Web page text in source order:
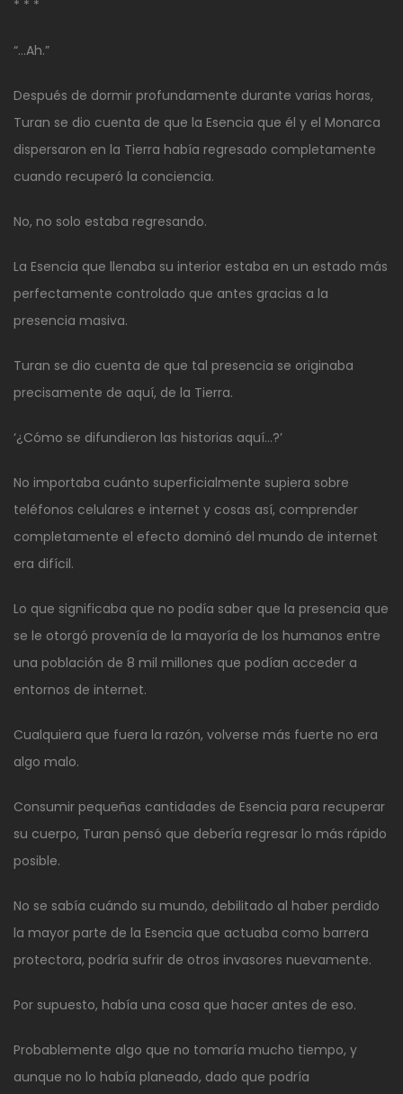
* * *
“…Ah.”
Después de dormir profundamente durante varias horas,
Turan se dio cuenta de que la Esencia que él y el Monarca
dispersaron en la Tierra había regresado completamente
cuando recuperó la conciencia.
No, no solo estaba regresando.
La Esencia que llenaba su interior estaba en un estado más
perfectamente controlado que antes gracias a la
presencia masiva.
Turan se dio cuenta de que tal presencia se originaba
precisamente de aquí, de la Tierra.
‘¿Cómo se difundieron las historias aquí…?’
No importaba cuánto superficialmente supiera sobre
teléfonos celulares e internet y cosas así, comprender
completamente el efecto dominó del mundo de internet
era difícil.
Lo que significaba que no podía saber que la presencia que
se le otorgó provenía de la mayoría de los humanos entre
una población de 8 mil millones que podían acceder a
entornos de internet.
Cualquiera que fuera la razón, volverse más fuerte no era
algo malo.
Consumir pequeñas cantidades de Esencia para recuperar
su cuerpo, Turan pensó que debería regresar lo más rápido
posible.
No se sabía cuándo su mundo, debilitado al haber perdido
la mayor parte de la Esencia que actuaba como barrera
protectora, podría sufrir de otros invasores nuevamente.
Por supuesto, había una cosa que hacer antes de eso.
Probablemente algo que no tomaría mucho tiempo, y
aunque no lo había planeado, dado que podría